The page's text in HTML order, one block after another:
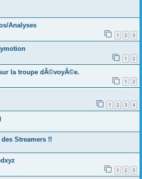
Analyses
1 2 3
1 2
la troupe dÃ©voyÃ©e.
1 2
1 2 3 4
Streamers !!
1 2 3